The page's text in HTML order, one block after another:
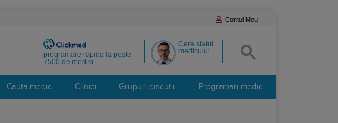
Contul Meu
Cere sfatul
medicului
programare rapida la peste
7500 de medici
Cauta medic Clinici Grupuri discutii Programari medic